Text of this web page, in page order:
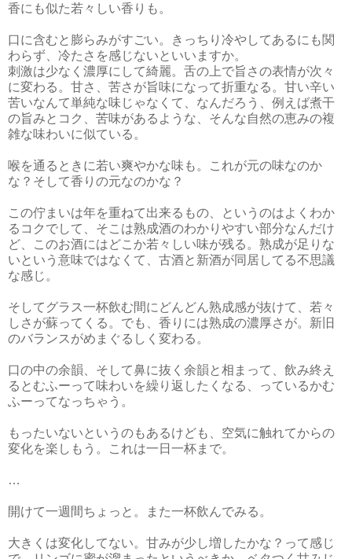
香にも似た若々しい香りも。
口に含むと膨らみがすごい。きっちり冷やしてあるにも関
わらず、冷たさを感じないといいますか。
刺激は少なく濃厚にして綺麗。舌の上で旨さの表情が次々
に変わる。甘さ、苦さが旨味になって折重なる。甘い辛い
苦いなんて単純な味じゃなくて、なんだろう、例えば煮干
の旨みとコク、苦味があるような、そんな自然の恵みの複
雑な味わいに似ている。
喉を通るときに若い爽やかな味も。これが元の味なのか
な？そして香りの元なのかな？
この佇まいは年を重ねて出来るもの、というのはよくわか
るコクでして、そこは熟成酒のわかりやすい部分なんだけ
ど、このお酒にはどこか若々しい味が残る。熟成が足りな
いという意味ではなくて、古酒と新酒が同居してる不思議
な感じ。
そしてグラス一杯飲む間にどんどん熟成感が抜けて、若々
しさが蘇ってくる。でも、香りには熟成の濃厚さが。新旧
のバランスがめまぐるしく変わる。
口の中の余韻、そして鼻に抜く余韻と相まって、飲み終え
るとむふーって味わいを繰り返したくなる、っているかむ
ふーってなっちゃう。
もったいないというのもあるけども、空気に触れてからの
変化を楽しもう。これは一日一杯まで。
…
開けて一週間ちょっと。また一杯飲んでみる。
大きくは変化してない。甘みが少し増したかな？って感じ